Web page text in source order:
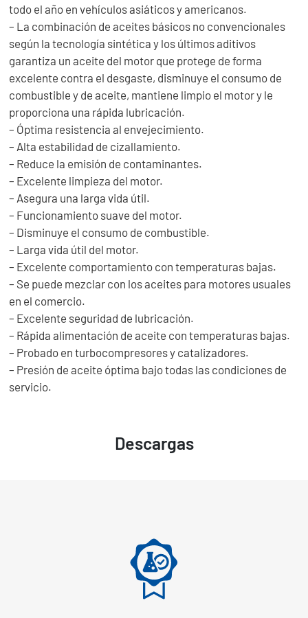
Descargas
todo el año en vehículos asiáticos y americanos.
– La combinación de aceites básicos no convencionales
según la tecnología sintética y los últimos aditivos
garantiza un aceite del motor que protege de forma
excelente contra el desgaste, disminuye el consumo de
combustible y de aceite, mantiene limpio el motor y le
proporciona una rápida lubricación.
– Óptima resistencia al envejecimiento.
– Alta estabilidad de cizallamiento.
– Reduce la emisión de contaminantes.
– Excelente limpieza del motor.
– Asegura una larga vida útil.
– Funcionamiento suave del motor.
– Disminuye el consumo de combustible.
– Larga vida útil del motor.
– Excelente comportamiento con temperaturas bajas.
– Se puede mezclar con los aceites para motores usuales
en el comercio.
– Excelente seguridad de lubricación.
– Rápida alimentación de aceite con temperaturas bajas.
– Probado en turbocompresores y catalizadores.
– Presión de aceite óptima bajo todas las condiciones de
servicio.